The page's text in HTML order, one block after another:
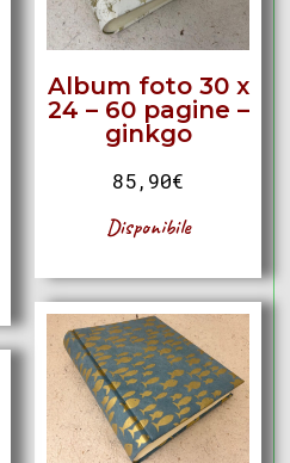
Album foto 30 x
24 – 60 pagine –
ginkgo
85,90€
Disponibile